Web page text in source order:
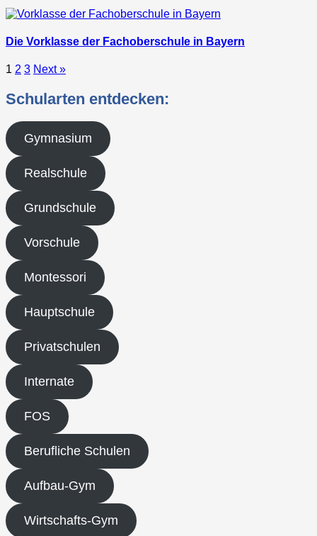
Die Vorklasse der Fachoberschule in Bayern
1 2 3 Next »
Schularten entdecken:
Gymnasium
Realschule
Grundschule
Vorschule
Montessori
Hauptschule
Privatschulen
Internate
FOS
Berufliche Schulen
Aufbau-Gym
Wirtschafts-Gym